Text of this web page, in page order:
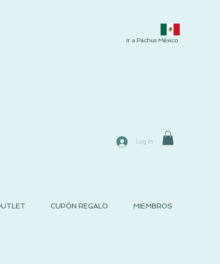
Ir a Pachus México
Log In
CUPÓN REGALO MIEMBROS